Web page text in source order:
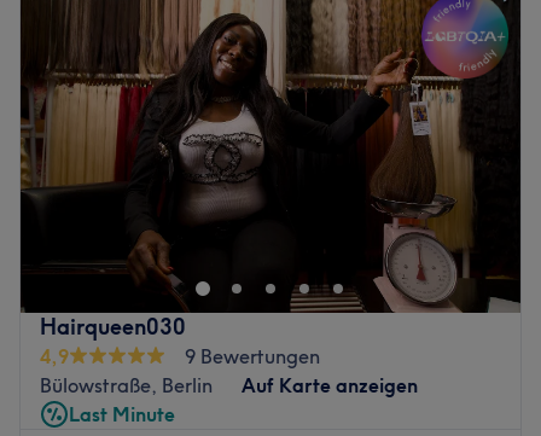
Hairqueen030
4,9
9 Bewertungen
Bülowstraße, Berlin
Auf Karte anzeigen
Last Minute